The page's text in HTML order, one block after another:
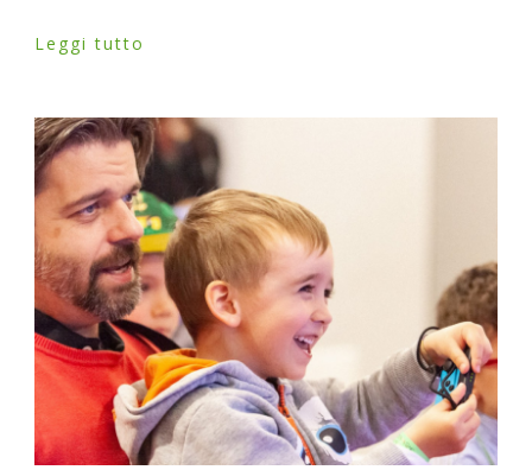
Leggi tutto